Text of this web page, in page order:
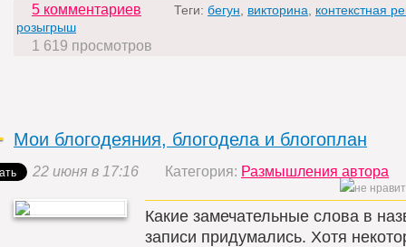
5 комментариев
Теги: бегун викторина
контекстная
розыгрыш
1 619 просмотров
Мои блогодеяния, блогодела и блогоплан
22 июня в 17:16 Категория: Размышления автора
Какие замечательные слова в
записи придумались. Хотя